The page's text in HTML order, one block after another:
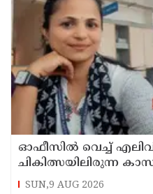
ഓഫീസില്‍ വെച്ച്
ചികിത്സയിലിരുന്ന
സീനിയര്‍ ക്ലര്‍ക്ക് മരിച്ചു
SUN,9 AUG 2026